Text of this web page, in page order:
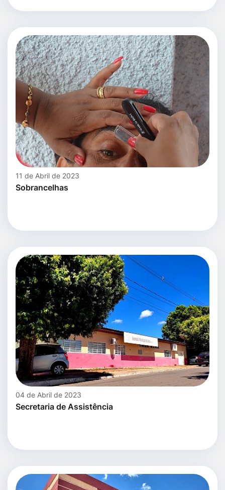
11 de Abril de 2023
Sobrancelhas
04 de Abril de 2023
Secretaria de Assistência